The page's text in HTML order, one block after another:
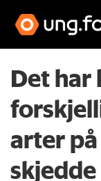
Det har
arter
skjedde